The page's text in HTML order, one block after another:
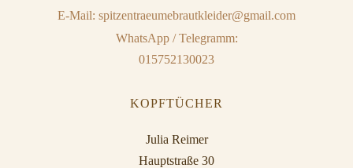
E-Mail: spitzentraeumebrautkleider@gmail.com
WhatsApp / Telegramm:
015752130023
KOPFTÜCHER
Julia Reimer
Hauptstraße 30